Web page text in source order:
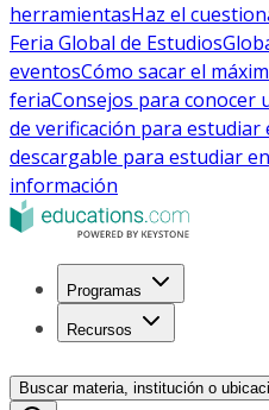
herramientasHaz el
Feria Global de Estudios
eventosCómo sacar el
feriaConsejos para conocer
de verificación para
descargable para estudiar
información
Programas
Recursos
Buscar materia, institución o